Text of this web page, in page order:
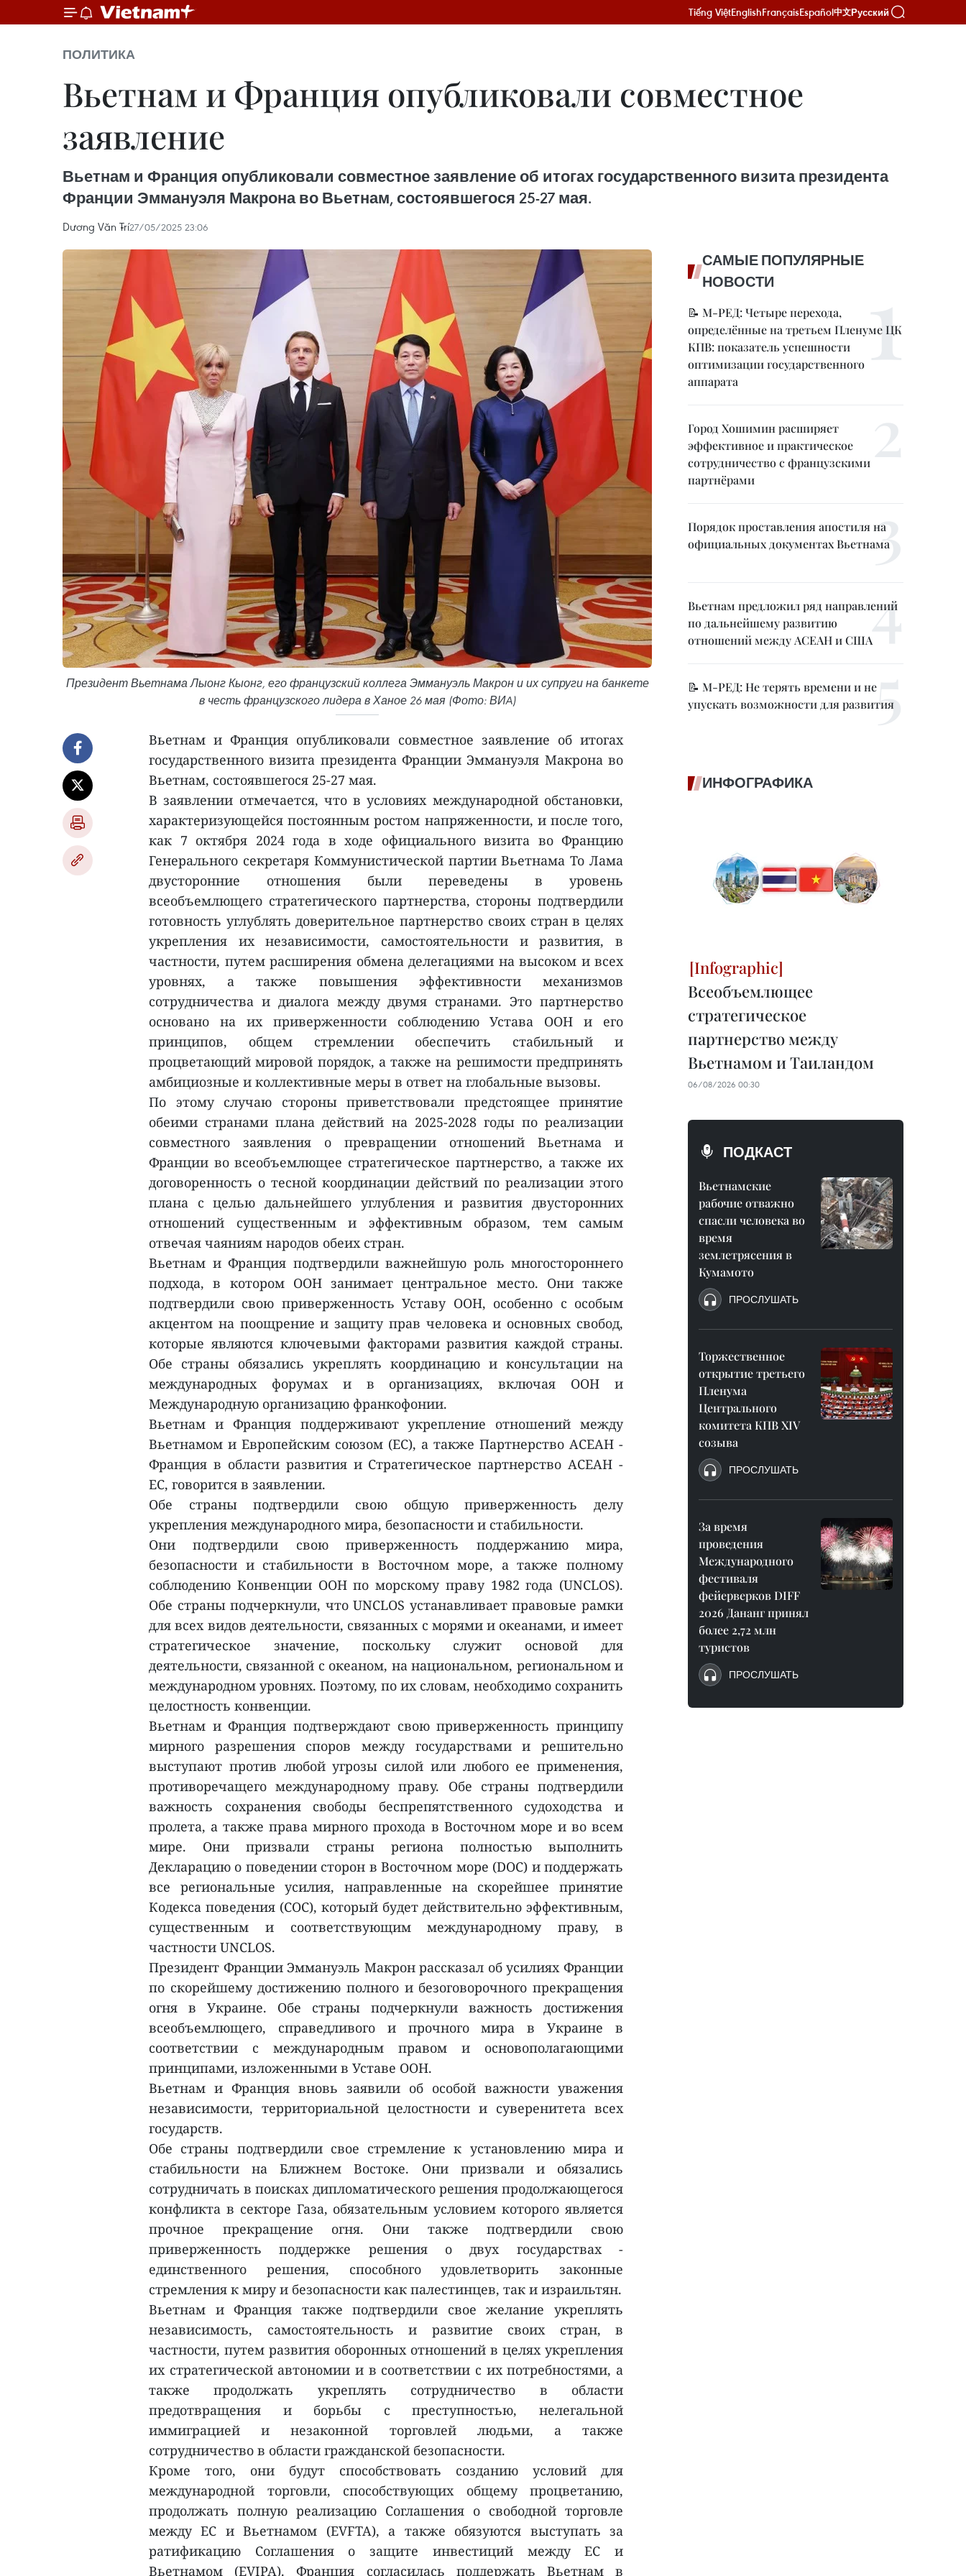
Tiếng ViệtEnglishFrançaisEspañol中文Русский
ПОЛИТИКА
Вьетнам и Франция опубликовали совместное
заявление
Вьетнам и Франция опубликовали совместное заявление об итогах государственного визита президента
Франции Эммануэля Макрона во Вьетнам, состоявшегося 25-27 мая.
Dương Văn Trí27/05/2025 23:06
Президент Вьетнама Лыонг Кыонг, его французский коллега Эммануэль Макрон и их супруги на банкете
в честь французского лидера в Ханое 26 мая (Фото: ВИA)
Вьетнам и Франция опубликовали совместное заявление об итогах
государственного визита президента Франции Эммануэля Макрона во
Вьетнам, состоявшегося 25-27 мая.
В заявлении отмечается, что в условиях международной обстановки,
характеризующейся постоянным ростом напряженности, и после того,
как 7 октября 2024 года в ходе официального визита во Францию
Генерального секретаря Коммунистической партии Вьетнама То Лама
двусторонние отношения были переведены в уровень
всеобъемлющего стратегического партнерства, стороны подтвердили
готовность углублять доверительное партнерство своих стран в целях
укрепления их независимости, самостоятельности и развития, в
частности, путем расширения обмена делегациями на высоком и всех
уровнях, а также повышения эффективности механизмов
сотрудничества и диалога между двумя странами. Это партнерство
основано на их приверженности соблюдению Устава ООН и его
принципов, общем стремлении обеспечить стабильный и
процветающий мировой порядок, а также на решимости предпринять
амбициозные и коллективные меры в ответ на глобальные вызовы.
По этому случаю стороны приветствовали предстоящее принятие
обеими странами плана действий на 2025-2028 годы по реализации
совместного заявления о превращении отношений Вьетнама и
Франции во всеобъемлющее стратегическое партнерство, а также их
договоренность о тесной координации действий по реализации этого
плана с целью дальнейшего углубления и развития двусторонних
отношений существенным и эффективным образом, тем самым
отвечая чаяниям народов обеих стран.
Вьетнам и Франция подтвердили важнейшую роль многостороннего
подхода, в котором ООН занимает центральное место. Они также
подтвердили свою приверженность Уставу ООН, особенно с особым
акцентом на поощрение и защиту прав человека и основных свобод,
которые являются ключевыми факторами развития каждой страны.
Обе страны обязались укреплять координацию и консультации на
международных форумах и в организациях, включая ООН и
Международную организацию франкофонии.
Вьетнам и Франция поддерживают укрепление отношений между
Вьетнамом и Европейским союзом (ЕС), а также Партнерство АСЕАН -
Франция в области развития и Стратегическое партнерство АСЕАН -
ЕС, говорится в заявлении.
Обе страны подтвердили свою общую приверженность делу
укрепления международного мира, безопасности и стабильности.
Они подтвердили свою приверженность поддержанию мира,
безопасности и стабильности в Восточном море, а также полному
соблюдению Конвенции ООН по морскому праву 1982 года (UNCLOS).
Обе страны подчеркнули, что UNCLOS устанавливает правовые рамки
для всех видов деятельности, связанных с морями и океанами, и имеет
стратегическое значение, поскольку служит основой для
деятельности, связанной с океаном, на национальном, региональном и
международном уровнях. Поэтому, по их словам, необходимо сохранить
целостность конвенции.
Вьетнам и Франция подтверждают свою приверженность принципу
мирного разрешения споров между государствами и решительно
выступают против любой угрозы силой или любого ее применения,
противоречащего международному праву. Обе страны подтвердили
важность сохранения свободы беспрепятственного судоходства и
пролета, а также права мирного прохода в Восточном море и во всем
мире. Они призвали страны региона полностью выполнить
Декларацию о поведении сторон в Восточном море (DOC) и поддержать
все региональные усилия, направленные на скорейшее принятие
Кодекса поведения (COC), который будет действительно эффективным,
существенным и соответствующим международному праву, в
частности UNCLOS.
Президент Франции Эммануэль Макрон рассказал об усилиях Франции
по скорейшему достижению полного и безоговорочного прекращения
огня в Украине. Обе страны подчеркнули важность достижения
всеобъемлющего, справедливого и прочного мира в Украине в
соответствии с международным правом и основополагающими
принципами, изложенными в Уставе ООН.
Вьетнам и Франция вновь заявили об особой важности уважения
независимости, территориальной целостности и суверенитета всех
государств.
Обе страны подтвердили свое стремление к установлению мира и
стабильности на Ближнем Востоке. Они призвали и обязались
сотрудничать в поисках дипломатического решения продолжающегося
конфликта в секторе Газа, обязательным условием которого является
прочное прекращение огня. Они также подтвердили свою
приверженность поддержке решения о двух государствах -
единственного решения, способного удовлетворить законные
стремления к миру и безопасности как палестинцев, так и израильтян.
Вьетнам и Франция также подтвердили свое желание укреплять
независимость, самостоятельность и развитие своих стран, в
частности, путем развития оборонных отношений в целях укрепления
их стратегической автономии и в соответствии с их потребностями, а
также продолжать укреплять сотрудничество в области
предотвращения и борьбы с преступностью, нелегальной
иммиграцией и незаконной торговлей людьми, а также
сотрудничество в области гражданской безопасности.
Кроме того, они будут способствовать созданию условий для
международной торговли, способствующих общему процветанию,
продолжать полную реализацию Соглашения о свободной торговле
между ЕС и Вьетнамом (EVFTA), а также обязуются выступать за
ратификацию Соглашения о защите инвестиций между ЕС и
Вьетнамом (EVIPA). Франция согласилась поддержать Вьетнам в
САМЫЕ ПОПУЛЯРНЫЕ
НОВОСТИ
📝 М-РЕД: Четыре перехода,
определённые на третьем Пленуме ЦК
КПВ: показатель успешности
оптимизации государственного
аппарата
Город Хошимин расширяет
эффективное и практическое
сотрудничество с французскими
партнёрами
Порядок проставления апостиля на
официальных документах Вьетнама
Вьетнам предложил ряд направлений
по дальнейшему развитию
отношений между АСЕАН и США
📝 М-РЕД: Не терять времени и не
упускать возможности для развития
ИНФОГРАФИКА
Всеобъемлющее
стратегическое
партнерство между
Вьетнамом и Таиландом
06/08/2026 00:30
ПОДКАСТ
Вьетнамские
рабочие отважно
спасли человека во
время
землетрясения в
Кумамото
ПРОСЛУШАТЬ
Торжественное
открытие третьего
Пленума
Центрального
комитета КПВ XIV
созыва
ПРОСЛУШАТЬ
За время
проведения
Международного
фестиваля
фейерверков DIFF
2026 Дананг принял
более 2,72 млн
туристов
ПРОСЛУШАТЬ